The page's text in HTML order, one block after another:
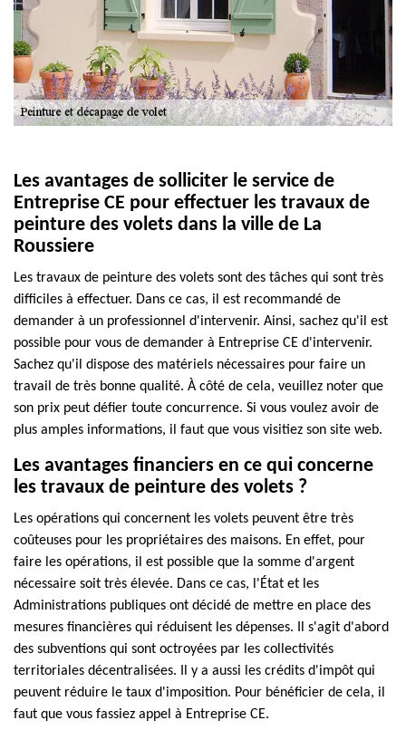
Les avantages de solliciter le service de
Entreprise CE pour effectuer les travaux de
peinture des volets dans la ville de La
Roussiere
Les travaux de peinture des volets sont des tâches qui sont très
difficiles à effectuer. Dans ce cas, il est recommandé de
demander à un professionnel d'intervenir. Ainsi, sachez qu'il est
possible pour vous de demander à Entreprise CE d'intervenir.
Sachez qu'il dispose des matériels nécessaires pour faire un
travail de très bonne qualité. À côté de cela, veuillez noter que
son prix peut défier toute concurrence. Si vous voulez avoir de
plus amples informations, il faut que vous visitiez son site web.
Les avantages financiers en ce qui concerne
les travaux de peinture des volets ?
Les opérations qui concernent les volets peuvent être très
coûteuses pour les propriétaires des maisons. En effet, pour
faire les opérations, il est possible que la somme d'argent
nécessaire soit très élevée. Dans ce cas, l'État et les
Administrations publiques ont décidé de mettre en place des
mesures financières qui réduisent les dépenses. Il s'agit d'abord
des subventions qui sont octroyées par les collectivités
territoriales décentralisées. Il y a aussi les crédits d'impôt qui
peuvent réduire le taux d'imposition. Pour bénéficier de cela, il
faut que vous fassiez appel à Entreprise CE.